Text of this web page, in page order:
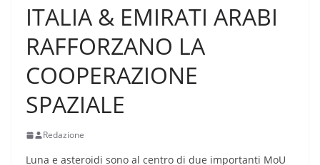
ITALIA & EMIRATI ARABI
RAFFORZANO LA
COOPERAZIONE
SPAZIALE
Redazione
Luna e asteroidi sono al centro di due importanti MoU